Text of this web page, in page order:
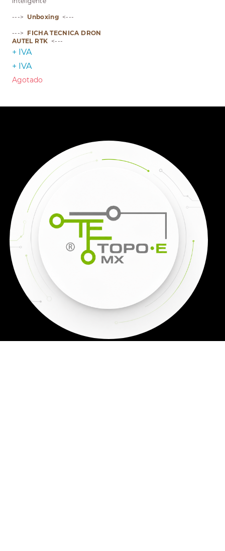
---> Unboxing <---
---> FICHA TECNICA DRON
AUTEL RTK <---
+ IVA
+ IVA
Agotado